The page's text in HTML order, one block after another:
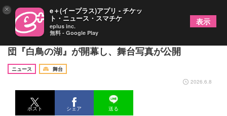
クラシック・バレエ永遠の傑作 新国立劇場バレエ
団『白鳥の湖』が開幕し、舞台写真が公開
ニュース
舞台
2026.6.8
ポスト シェア 送る
× e＋(イープラス)アプリ - チケッ
ト・ニュース・スマチケ
eplus inc.
無料 - Google Play
表示